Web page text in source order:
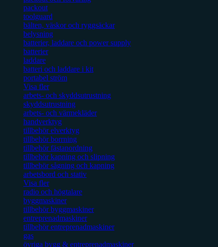
packout
toolguard
bälten, väskor och ryggsäckar
belysning
batterier, laddare och power supply
batterier
laddare
batteri och laddare i kit
portabel ström
Visa fler
arbets- och skyddsutrustning
skyddsutrustning
arbets- och värmekläder
handverktyg
tillbehör elverktyg
tillbehör borrning
tillbehör fästanordning
tillbehör kapning och slipning
tillbehör sågning och kapning
arbetsbord och stativ
Visa fler
radio och högtalare
byggmaskiner
tillbehör byggmaskiner
entreprenadmaskiner
tillbehör entreprenadmaskiner
gas
övriga bygg & entreprenadmaskiner